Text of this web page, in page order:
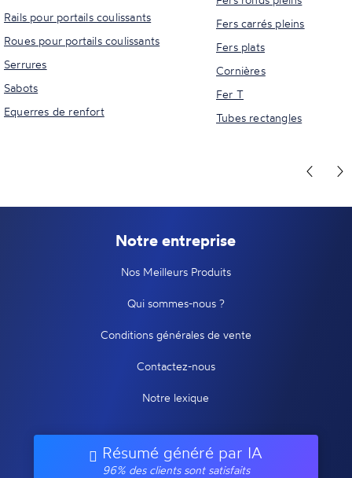
Rails pour portails coulissants
Roues pour portails coulissants
Serrures
Sabots
Equerres de renfort
Fers carrés pleins
Fers plats
Cornières
Fer T
Tubes rectangles
Notre entreprise
Nos Meilleurs Produits
Qui sommes-nous ?
Conditions générales de vente
Contactez-nous
Notre lexique
Résumé généré par IA
96% des clients sont satisfaits